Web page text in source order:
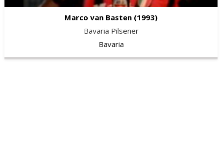
Marco van Basten (1993)
Bavaria Pilsener
Bavaria